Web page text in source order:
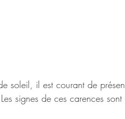
soleil, il est courant de
signes de ces carences sont